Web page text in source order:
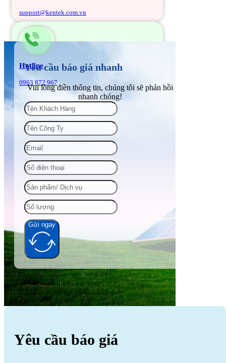
support@kentek.com.vn
Hotline
0963 872 967
Yêu cầu báo giá nhanh
Vui lòng điền thông tin, chúng tôi sẽ phản hồi
nhanh chóng!
Gửi ngay
Yêu cầu báo giá